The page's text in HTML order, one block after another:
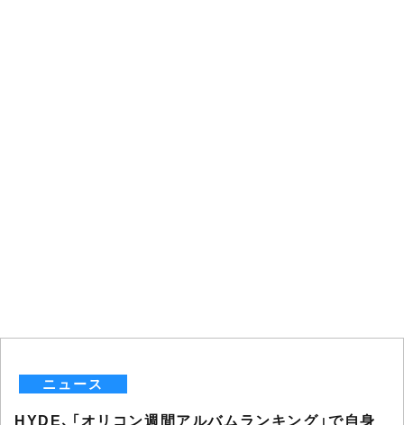
ニュース
HYDE、「オリコン週間アルバムランキング」で自身